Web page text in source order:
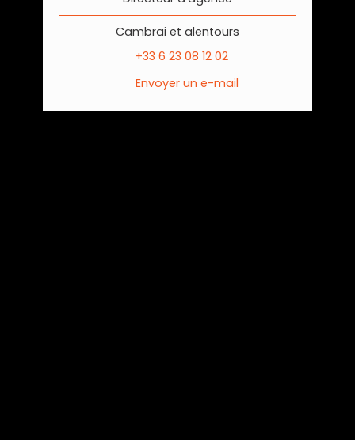
Cambrai et alentours
+33 6 23 08 12 02
Envoyer un e-mail